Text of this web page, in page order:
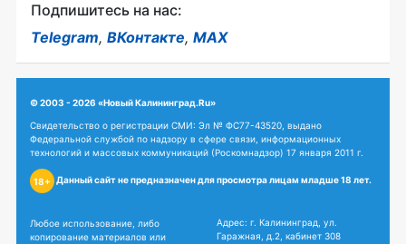
Подпишитесь на нас:
Telegram, ВКонтакте, MAX
© 2003 - 2026 «Новый Калининград.Ru»
Свидетельство о регистрации СМИ: Эл № ФС77-43520, выдано
Федеральной службой по надзору в сфере связи, информационных
технологий и массовых коммуникаций (Роскомнадзор) 17 января 2011 г.
18+ Данный сайт не предназначен для просмотра лицам младше 18 лет.
Любое использование, либо
копирование материалов или
Адрес: г. Калининград, ул.
Гаражная, д.2, кабинет 308